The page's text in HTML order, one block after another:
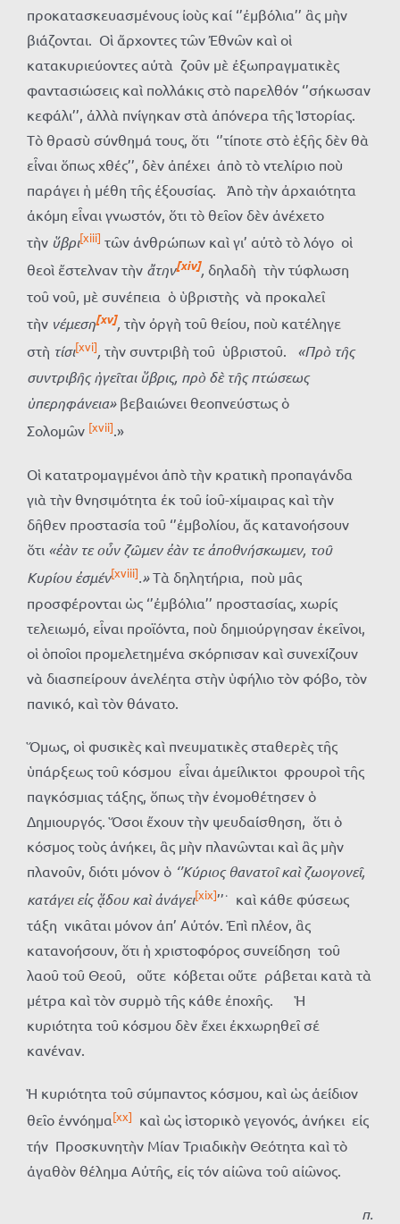
προκατασκευασμένους ἰοὺς καί ‘’ἐμβόλια’’ ἂς μὴν
βιάζονται. Οἱ ἄρχοντες τῶν Ἐθνῶν καὶ οἱ
κατακυριεύοντες αὐτὰ ζοῦν μὲ ἐξωπραγματικὲς
φαντασιώσεις καὶ πολλάκις στὸ παρελθόν ‘’σήκωσαν
κεφάλι’’, ἀλλὰ πνίγηκαν στὰ ἀπόνερα τῆς Ἱστορίας.
Τὸ θρασὺ σύνθημά τους, ὅτι ‘’τίποτε στὸ ἑξῆς δὲν θὰ
εἶναι ὅπως χθές’’, δὲν ἀπέχει ἀπὸ τὸ ντελίριο ποὺ
παράγει ἡ μέθη τῆς ἐξουσίας. Ἀπὸ τὴν ἀρχαιότητα
ἀκόμη εἶναι γνωστόν, ὅτι τὸ θεῖον δὲν ἀνέχετο
τὴν ὕβρι[xiii] τῶν ἀνθρώπων καὶ γι’ αὐτὸ τὸ λόγο οἱ
θεοὶ ἔστελναν τὴν ἄτην[xiv], δηλαδὴ τὴν τύφλωση
τοῦ νοῦ, μὲ συνέπεια ὁ ὑβριστὴς νὰ προκαλεῖ
τὴν νέμεση[xv], τὴν ὀργὴ τοῦ θείου, ποὺ κατέληγε
στὴ τίσι[xvi], τὴν συντριβὴ τοῦ ὑβριστοῦ. «Πρὸ τῆς
συντριβῆς ἡγεῖται ὕβρις, πρὸ δὲ τῆς πτώσεως
ὑπερηφάνεια» βεβαιώνει θεοπνεύστως ὁ
Σολομῶν [xvii].»
Οἱ κατατρομαγμένοι ἀπὸ τὴν κρατικὴ προπαγάνδα
γιὰ τὴν θνησιμότητα ἐκ τοῦ ἰοῦ-χίμαιρας καὶ τὴν
δῆθεν προστασία τοῦ ‘’ἐμβολίου, ἄς κατανοήσουν
ὅτι «ἐὰν τε οὖν ζῶμεν ἐὰν τε ἀποθνήσκωμεν, τοῦ
Κυρίου ἐσμέν[xviii].»Τὰ δηλητήρια, ποὺ μᾶς
προσφέρονται ὡς ‘’ἐμβόλια’’ προστασίας, χωρίς
τελειωμό, εἶναι προϊόντα, ποὺ δημιούργησαν ἐκεῖνοι,
οἱ ὁποῖοι προμελετημένα σκόρπισαν καὶ συνεχίζουν
νὰ διασπείρουν ἀνελέητα στὴν ὑφήλιο τὸν φόβο, τὸν
πανικό, καὶ τὸν θάνατο.
Ὅμως, οἱ φυσικὲς καὶ πνευματικὲς σταθερὲς τῆς
ὑπάρξεως τοῦ κόσμου εἶναι ἀμείλικτοι φρουροὶ τῆς
παγκόσμιας τάξης, ὅπως τὴν ἐνομοθέτησεν ὁ
Δημιουργός. Ὅσοι ἔχουν τὴν ψευδαίσθηση, ὅτι ὁ
κόσμος τοὺς ἀνήκει, ἂς μὴν πλανῶνται καὶ ἂς μὴν
πλανοῦν, διότι μόνον ὁ ‘’Κύριος θανατοῖ καὶ ζωογονεῖ,
κατάγει εἰς ᾅδου καὶ ἀνάγει[xix]’’˙ καὶ κάθε φύσεως
τάξη νικᾶται μόνον ἀπ’ Αὐτόν. Ἐπὶ πλέον, ἂς
κατανοήσουν, ὅτι ἡ χριστοφόρος συνείδηση τοῦ
λαοῦ τοῦ Θεοῦ, οὔτε κόβεται οὔτε ράβεται κατὰ τὰ
μέτρα καὶ τὸν συρμὸ τῆς κάθε ἐποχῆς. Ἡ
κυριότητα τοῦ κόσμου δὲν ἔχει ἐκχωρηθεῖ σέ
κανέναν.
Ἡ κυριότητα τοῦ σύμπαντος κόσμου, καὶ ὡς ἀείδιον
θεῖο ἐννόημα[xx] καὶ ὡς ἱστορικὸ γεγονός, ἀνήκει εἰς
τήν Προσκυνητὴν Μίαν Τριαδικὴν Θεότητα καὶ τὸ
ἀγαθὸν θέλημα Αὐτῆς, εἰς τόν αἰῶνα τοῦ αἰῶνος.
π.